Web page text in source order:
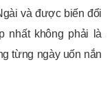
và được biến đổi
nhất không phải là
từng ngày uốn nắn